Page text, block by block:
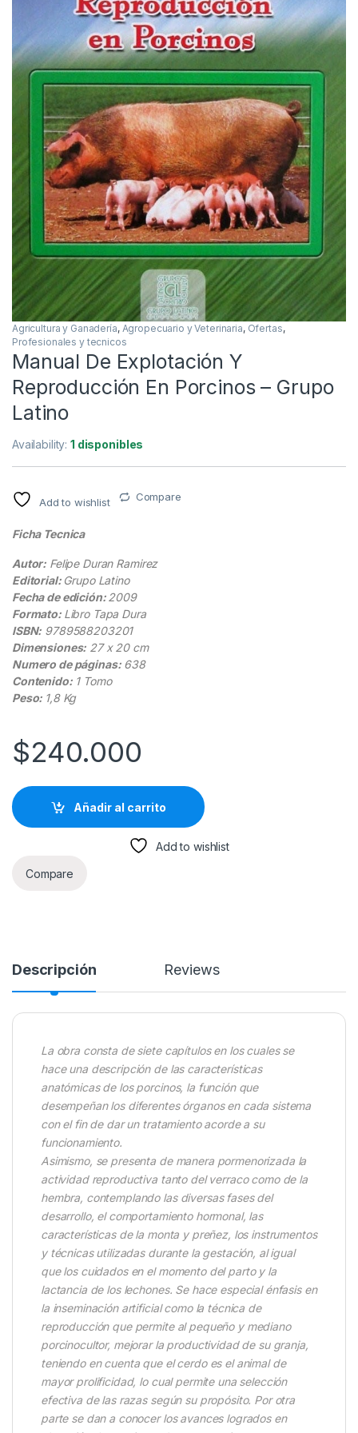
Agricultura y Ganadería, Agropecuario y Veterinaria, Ofertas,
Profesionales y tecnicos
Manual De Explotación Y
Reproducción En Porcinos – Grupo
Latino
Availability:1 disponibles
Add to wishlist Compare
Ficha Tecnica
Autor: Felipe Duran Ramirez
Editorial: Grupo Latino
Fecha de edición: 2009
Formato: Libro Tapa Dura
ISBN: 9789588203201
Dimensiones: 27 x 20 cm
Numero de páginas:638
Contenido:1 Tomo
Peso: 1,8 Kg
$240.000
Añadir al carrito
Add to wishlist
Compare
Descripción Reviews
La obra consta de siete capítulos en los cuales se
hace una descripción de las características
anatómicas de los porcinos, la función que
desempeñan los diferentes órganos en cada sistema
con el fin de dar un tratamiento acorde a su
funcionamiento.
Asimismo, se presenta de manera pormenorizada la
actividad reproductiva tanto del verraco como de la
hembra, contemplando las diversas fases del
desarrollo, el comportamiento hormonal, las
características de la monta y preñez, los instrumentos
y técnicas utilizadas durante la gestación, al igual
que los cuidados en el momento del parto y la
lactancia de los lechones. Se hace especial énfasis en
la inseminación artificial como la técnica de
reproducción que permite al pequeño y mediano
porcinocultor, mejorar la productividad de su granja,
teniendo en cuenta que el cerdo es el animal de
mayor prolificidad, lo cual permite una selección
efectiva de las razas según su propósito. Por otra
parte se dan a conocer los avances logrados en